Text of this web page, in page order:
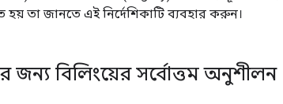
হয় তা জানতে এই নির্দেশিকাটি ব্যবহার করুন।
জন্য বিলিংয়ের সর্বোত্তম অনুশীলন